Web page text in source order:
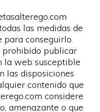
las medidas de
para conseguirlo.
prohibido publicar
la web susceptible
las disposiciones
contenido que
considere
amenazante o que